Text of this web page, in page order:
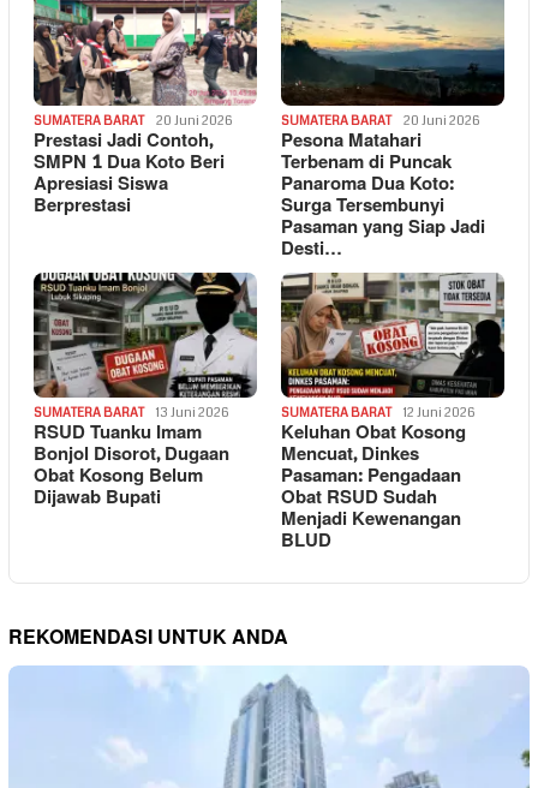
SUMATERA BARAT 20 Juni 2026
Prestasi Jadi Contoh,
SMPN 1 Dua Koto Beri
Apresiasi Siswa
Berprestasi
SUMATERA BARAT 20 Juni 2026
Pesona Matahari
Terbenam di Puncak
Panaroma Dua Koto:
Surga Tersembunyi
Pasaman yang Siap Jadi
Desti…
SUMATERA BARAT 13 Juni 2026
RSUD Tuanku Imam
Bonjol Disorot, Dugaan
Obat Kosong Belum
Dijawab Bupati
SUMATERA BARAT 12 Juni 2026
Keluhan Obat Kosong
Mencuat, Dinkes
Pasaman: Pengadaan
Obat RSUD Sudah
Menjadi Kewenangan
BLUD
REKOMENDASI UNTUK ANDA